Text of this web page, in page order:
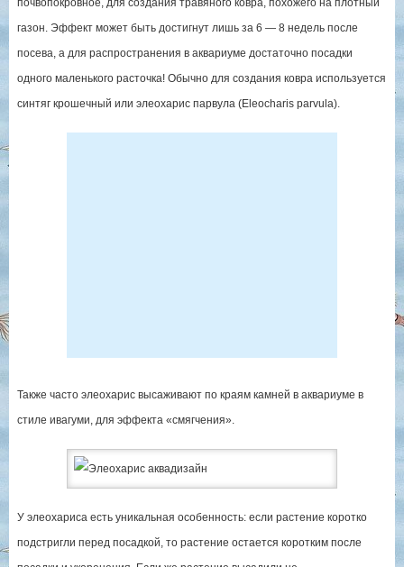
почвопокровное, для создания травяного ковра, похожего на плотный
газон. Эффект может быть достигнут лишь за 6 — 8 недель после
посева, а для распространения в аквариуме достаточно посадки
одного маленького расточка! Обычно для создания ковра используется
синтяг крошечный или элеохарис парвула (Eleocharis parvula).
Также часто элеохарис высаживают по краям камней в аквариуме в
стиле ивагуми, для эффекта «смягчения».
У элеохариса есть уникальная особенность: если растение коротко
подстригли перед посадкой, то растение остается коротким после